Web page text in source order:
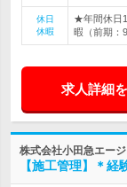
休日
休暇
★年間休日
暇（前期：
求人詳細
株式会社小田急エー
【施工管理】＊経